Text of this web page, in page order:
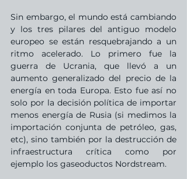
Sin embargo, el mundo está cambiando
y los tres pilares del antiguo modelo
europeo se están resquebrajando a un
ritmo acelerado. Lo primero fue la
guerra de Ucrania, que llevó a un
aumento generalizado del precio de la
energía en toda Europa. Esto fue así no
solo por la decisión política de importar
menos energía de Rusia (si medimos la
importación conjunta de petróleo, gas,
etc), sino también por la destrucción de
infraestructura crítica como por
ejemplo los gaseoductos Nordstream.